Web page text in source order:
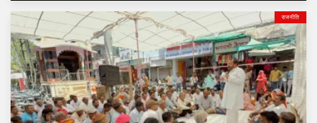
राजनीति